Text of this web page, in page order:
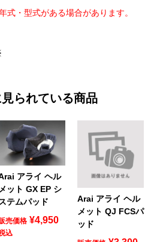
式・型式がある場合があります。
られている商品
アライ ヘル
ット GX EP シ
テムパッド
売価格 ¥4,950
込
Arai アライ ヘル
メット QJ FCSパ
ッド